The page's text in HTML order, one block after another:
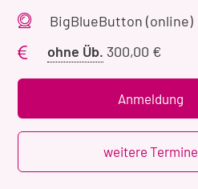
Veranstaltungsort
BigBlueButton (online)
ohne Üb. Preis
Übernachtung
300,00 €
Anmeldung
weitere Termine